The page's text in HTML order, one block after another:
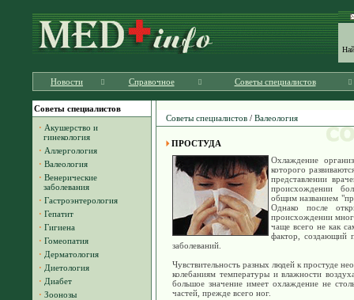
Новости Справочное Советы специалистов
Советы специалистов
· Акушерство и
гинекология
· Аллергология
· Валеология
· Венерические
заболевания
· Гастроэнтерология
· Гепатит
· Гигиена
· Гомеопатия
· Дерматология
· Диетология
· Диабет
· Зоонозы
Советы специалистов / Валеология
ПРОСТУДА
Охлаждение
которого
представлении
происхождении
общим названием
Однако после
происхождении
чаще всего не как
фактор, создающий
заболеваний.
Чувствительность разных людей к простуде
колебаниям температуры и влажности
большое значение имеет охлаждение не
частей, прежде всего ног.